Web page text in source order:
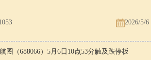
2026/5/6
图（688066）5月6日10点53分触及跌停板